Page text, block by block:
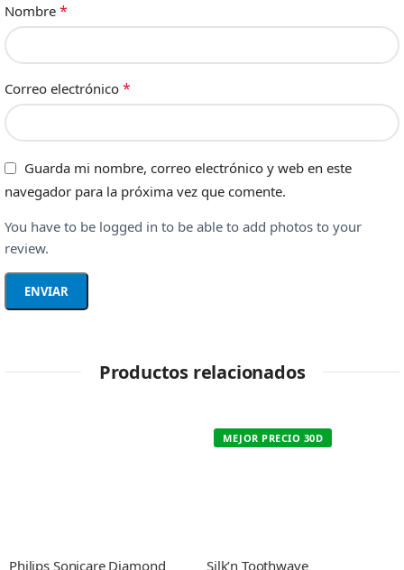
Nombre *
Correo electrónico *
Guarda mi nombre, correo electrónico y web en este
navegador para la próxima vez que comente.
You have to be logged in to be able to add photos to your
review.
Productos relacionados
Philips Sonicare Diamond
MEJOR PRECIO 30D
Silk’n Toothwave